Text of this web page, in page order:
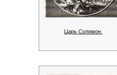
Царь Соломон.